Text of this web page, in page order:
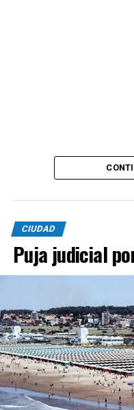
CIUDAD
Puja judicial